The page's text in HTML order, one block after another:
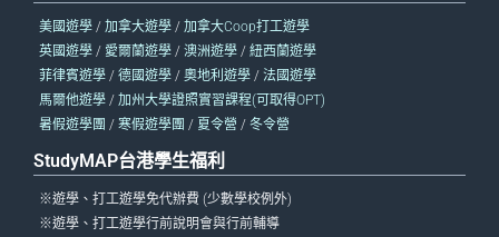
美國遊學 / 加拿大遊學 / 加拿大Coop打工遊學
英國遊學 / 愛爾蘭遊學 / 澳洲遊學 / 紐西蘭遊學
菲律賓遊學 / 德國遊學 / 奧地利遊學 / 法國遊學
馬爾他遊學 / 加州大學證照實習課程(可取得OPT)
暑假遊學團 / 寒假遊學團 / 夏令營 / 冬令營
StudyMAP台港學生福利
※遊學、打工遊學免代辦費 (少數學校例外)
※遊學、打工遊學行前說明會與行前輔導